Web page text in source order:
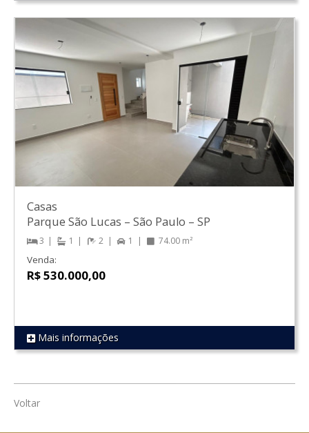
REF 1800
Casas
Parque São Lucas – São Paulo – SP
3 1 2 1 74.00 m²
Venda:
R$ 530.000,00
Mais informações
Voltar